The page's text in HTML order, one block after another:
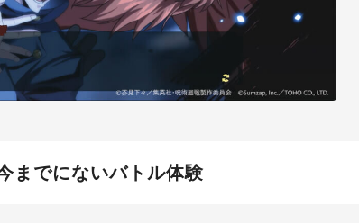
までにないバトル体験